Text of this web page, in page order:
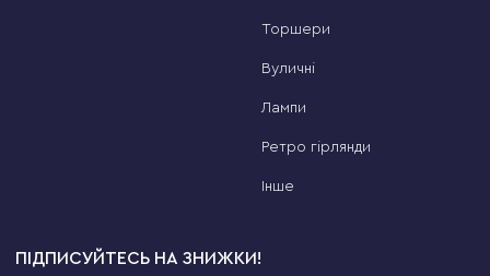
Торшери
Вуличні
Лампи
Ретро гірлянди
Інше
ПІДПИСУЙТЕСЬ НА ЗНИЖКИ!